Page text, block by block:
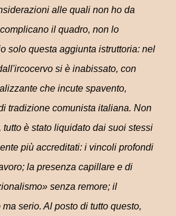
alle quali non ho da
il quadro, non lo
solo questa aggiunta istruttoria: nel
si è inabissato, con
che incute spavento,
tradizione comunista italiana. Non
tutto è stato liquidato dai suoi stessi
più accreditati: i vincoli profondi
la presenza capillare e di
senza remore; il
serio. Al posto di tutto questo,